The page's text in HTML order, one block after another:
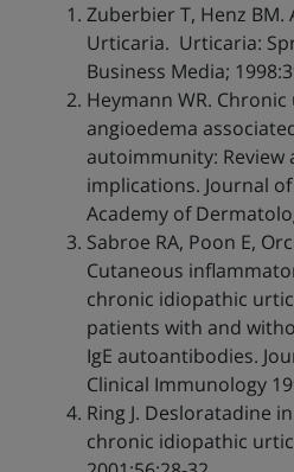
Zuberbier T, Henz BM.
Urticaria. Urticaria:
Business Media;
Heymann WR.
angioedema
autoimmunity: Review
implications. Journal
Academy of
Sabroe RA, Poon E,
Cutaneous
chronic idiopathic
patients with and
IgE autoantibodies.
Clinical Immunology
Ring J. Desloratadine
chronic idiopathic